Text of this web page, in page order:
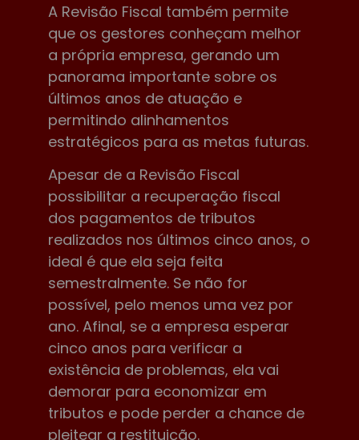
A Revisão Fiscal também permite
que os gestores conheçam melhor
a própria empresa, gerando um
panorama importante sobre os
últimos anos de atuação e
permitindo alinhamentos
estratégicos para as metas futuras.
Apesar de a Revisão Fiscal
possibilitar a recuperação fiscal
dos pagamentos de tributos
realizados nos últimos cinco anos, o
ideal é que ela seja feita
semestralmente. Se não for
possível, pelo menos uma vez por
ano. Afinal, se a empresa esperar
cinco anos para verificar a
existência de problemas, ela vai
demorar para economizar em
tributos e pode perder a chance de
pleitear a restituição.